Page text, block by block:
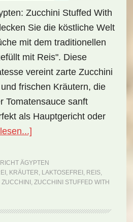
Zucchini Stuffed With
Sie die köstliche Welt
mit dem traditionellen
mit Reis". Diese
vereint zarte Zucchini
frischen Kräutern, die
Tomatensauce sanft
als Hauptgericht oder
ÜberNationalgericht
Zucchini
Stuffed
ÄGYPTEN
, KRÄUTER, LAKTOSEFREI , REIS,
ZUCCHINI , ZUCCHINI STUFFED WITH